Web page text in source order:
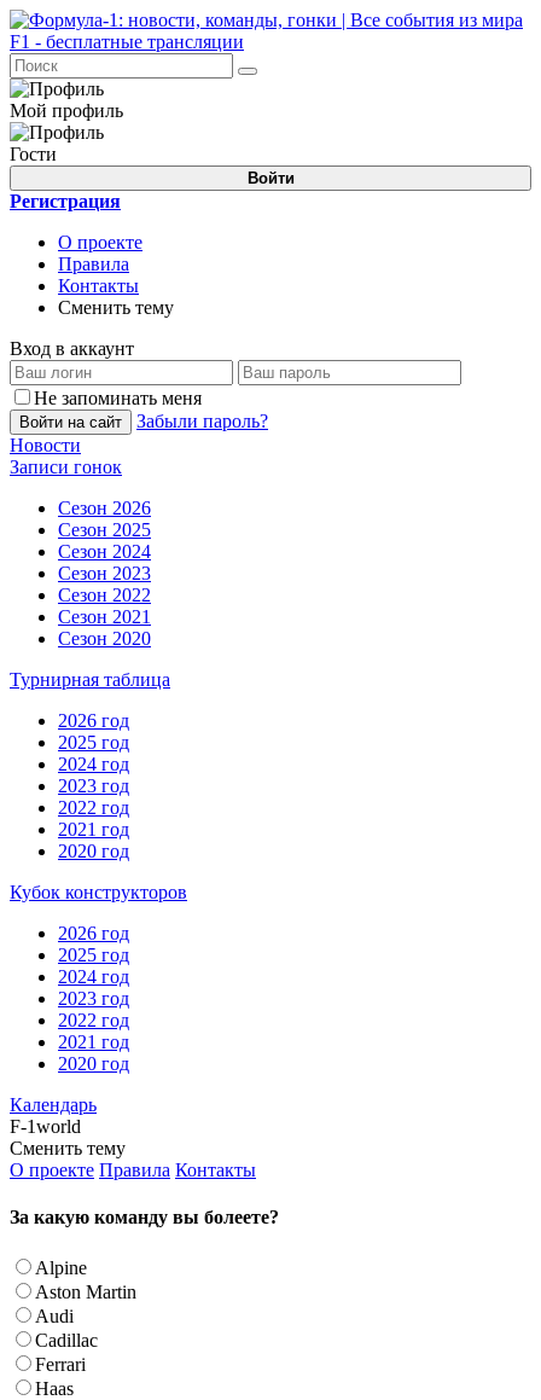
Мой профиль
Гости
Войти
Регистрация
О проекте
Правила
Контакты
Сменить тему
Вход в аккаунт
Не запоминать меня
Войти на сайт
Забыли пароль?
Новости
Записи гонок
Сезон 2026
Сезон 2025
Сезон 2024
Сезон 2023
Сезон 2022
Сезон 2021
Сезон 2020
Турнирная таблица
2026 год
2025 год
2024 год
2023 год
2022 год
2021 год
2020 год
Кубок конструкторов
2026 год
2025 год
2024 год
2023 год
2022 год
2021 год
2020 год
Календарь
F-1world
Сменить тему
О проекте Правила Контакты
За какую команду вы болеете?
Alpine
Aston Martin
Audi
Cadillac
Ferrari
Haas